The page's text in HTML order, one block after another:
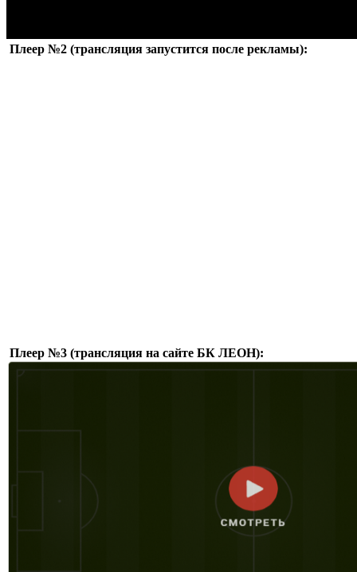
Плеер №2 (трансляция запустится после рекламы):
Плеер №3 (трансляция на сайте БК ЛЕОН):